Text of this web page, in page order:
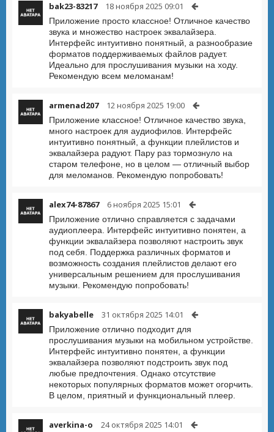
bak23-83217 18 ноября 2025 09:01
Приложение просто классное! Отличное качество
звука и множество настроек эквалайзера.
Интерфейс интуитивно понятный, а разнообразие
форматов поддерживаемых файлов радует.
Идеально для прослушивания музыки на ходу.
Рекомендую всем меломанам!
armenad207 12 ноября 2025 19:00
Приложение классное! Отличное качество звука,
много настроек для аудиофилов. Интерфейс
интуитивно понятный, а функции плейлистов и
эквалайзера радуют. Пару раз тормознуло на
старом телефоне, но в целом — отличный выбор
для меломанов. Рекомендую попробовать!
alex74-87867 6 ноября 2025 15:01
Приложение отлично справляется с задачами
аудиоплеера. Интерфейс интуитивно понятен, а
функции эквалайзера позволяют настроить звук
под себя. Поддержка различных форматов и
возможность создания плейлистов делают его
универсальным решением для прослушивания
музыки. Рекомендую попробовать!
bakyabelle 31 октября 2025 14:01
Приложение отлично подходит для
прослушивания музыки на мобильном устройстве.
Интерфейс интуитивно понятен, а функции
эквалайзера позволяют подстроить звук под
любые предпочтения. Однако отсутствие
некоторых популярных форматов может огорчить.
В целом, приятный и функциональный плеер.
averkina-o 24 октября 2025 14:01